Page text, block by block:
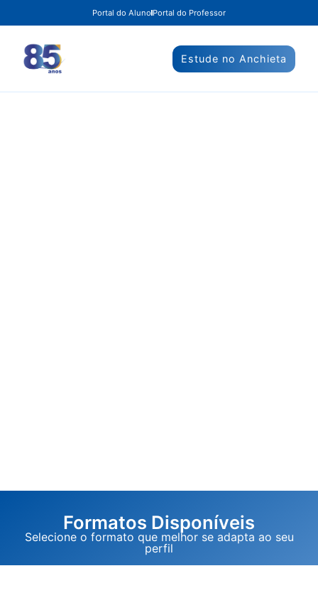
Portal do Aluno Portal do Professor
Estude no Anchieta
Formatos Disponíveis
Selecione o formato que melhor se adapta ao seu
perfil